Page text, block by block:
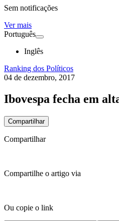
Sem notificações
Ver mais
Português
Inglês
Ranking dos Políticos
04 de dezembro, 2017
Ibovespa fecha em
Compartilhar
Compartilhar
Compartilhe o artigo via
Ou copie o link